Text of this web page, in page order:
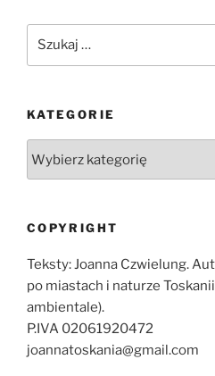
KATEGORIE
COPYRIGHT
Teksty: Joanna Czwielung.
po miastach i naturze
ambientale).
P.IVA 02061920472
joannatoskania@gmail.com